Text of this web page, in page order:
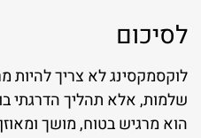
לסיכום
לוקסמקסינג לא צריך להיות
שלמות, אלא תהליך הדרגתי
הוא מרגיש בטוח, מושך